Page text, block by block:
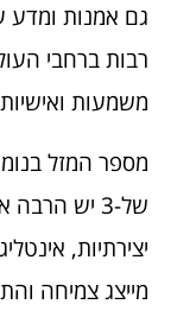
גם אמנות ומדע
רבות ברחבי
משמעות
של-3 יש
יצירתיות,
מייצג צמיחה